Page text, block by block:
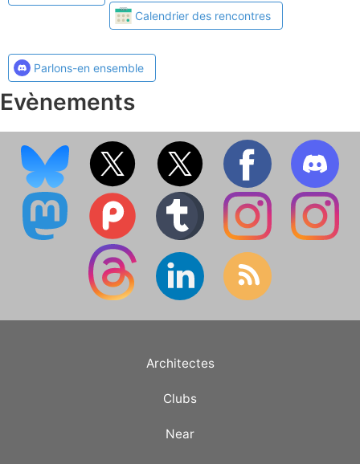
Calendrier des rencontres
Parlons-en ensemble
Evènements
Architectes
Clubs
Near